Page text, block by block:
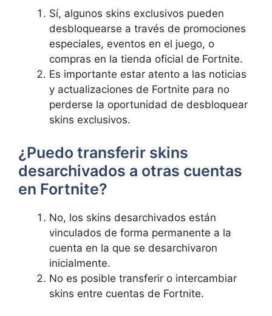
Sí, algunos skins exclusivos pueden
desbloquearse a través de promociones
especiales, eventos en el juego, o
compras en la tienda oficial de Fortnite.
Es importante estar atento a las noticias
y actualizaciones de Fortnite para no
perderse la oportunidad de desbloquear
skins exclusivos.
¿Puedo transferir skins
desarchivados a otras cuentas
en Fortnite?
No, los skins desarchivados están
vinculados de forma permanente a la
cuenta en la que se desarchivaron
inicialmente.
No es posible transferir o intercambiar
skins entre cuentas de Fortnite.